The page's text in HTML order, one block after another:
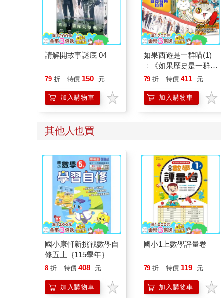
請解開故事謎底 04
79 折 特價 150 元
加入購物車
如果西遊是一群喵(1)
：《如果歷史是一群
喵》作者最新力作，附
79 折 特價 411 元
加入購物車
其他人也買
國小康軒新挑戰數學自
修五上｛115學年｝
8 折 特價 408 元
加入購物車
國小1上數學評量卷
79 折 特價 119 元
加入購物車